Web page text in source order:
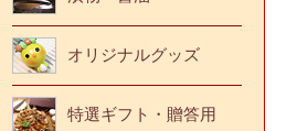
オリジナルグッズ
特選ギフト・贈答用